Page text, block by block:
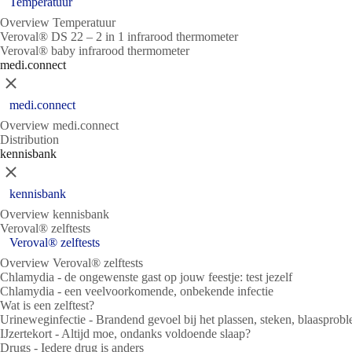
Overview Temperatuur
Veroval® DS 22 – 2 in 1 infrarood thermometer
Veroval® baby infrarood thermometer
medi.connect
Sluit
medi.connect
Overview medi.connect
Distribution
kennisbank
Sluit
kennisbank
Overview kennisbank
Veroval® zelftests
Veroval® zelftests
Overview Veroval® zelftests
Chlamydia - de ongewenste gast op jouw feestje: test jezelf
Chlamydia - een veelvoorkomende, onbekende infectie
Wat is een zelftest?
Urineweginfectie - Brandend gevoel bij het plassen, steken,
IJzertekort - Altijd moe, ondanks voldoende slaap?
Drugs - Iedere drug is anders